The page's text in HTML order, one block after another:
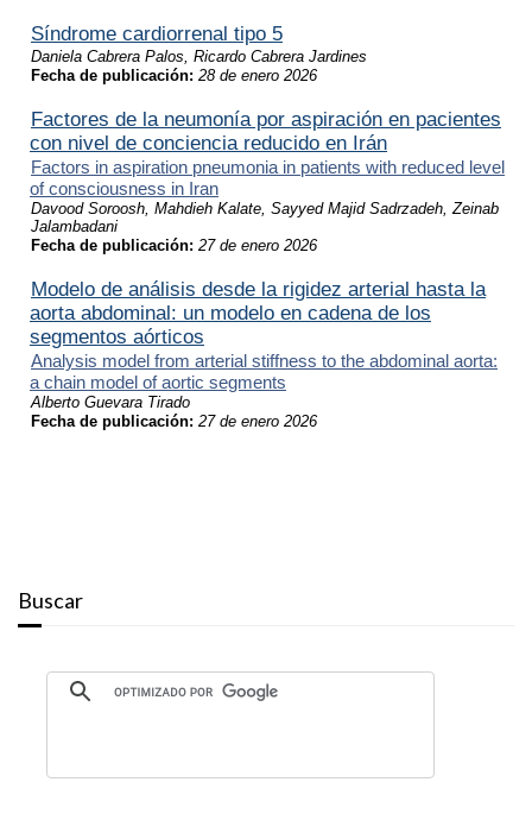
Síndrome cardiorrenal tipo 5
Daniela Cabrera Palos, Ricardo Cabrera Jardines
Fecha de publicación: 28 de enero 2026
Factores de la neumonía por aspiración en pacientes
con nivel de conciencia reducido en Irán
Factors in aspiration pneumonia in patients with reduced level
of consciousness in Iran
Davood Soroosh, Mahdieh Kalate, Sayyed Majid Sadrzadeh, Zeinab
Jalambadani
Fecha de publicación: 27 de enero 2026
Modelo de análisis desde la rigidez arterial hasta la
aorta abdominal: un modelo en cadena de los
segmentos aórticos
Analysis model from arterial stiffness to the abdominal aorta:
a chain model of aortic segments
Alberto Guevara Tirado
Fecha de publicación: 27 de enero 2026
Buscar